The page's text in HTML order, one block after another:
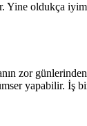
oldukça
zor
yapabilir. İş